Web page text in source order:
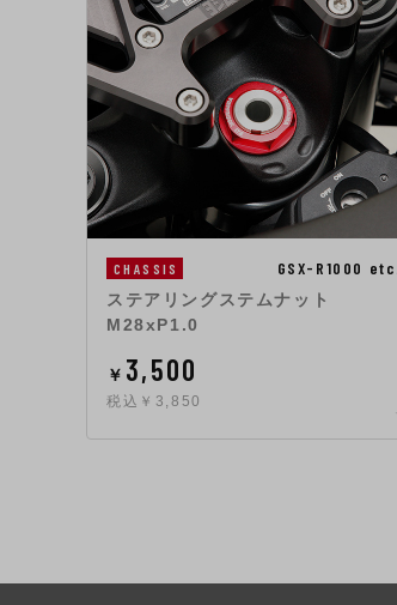
CHASSIS GSX-R1000
ステアリングステムナット
M28xP1.0
￥ 3,500
税込￥3,850